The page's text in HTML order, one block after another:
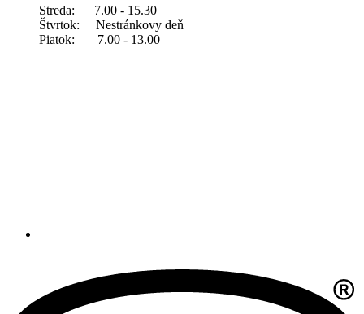
Streda: 7.00 - 15.30
Štvrtok: Nestránkovy deň
Piatok: 7.00 - 13.00